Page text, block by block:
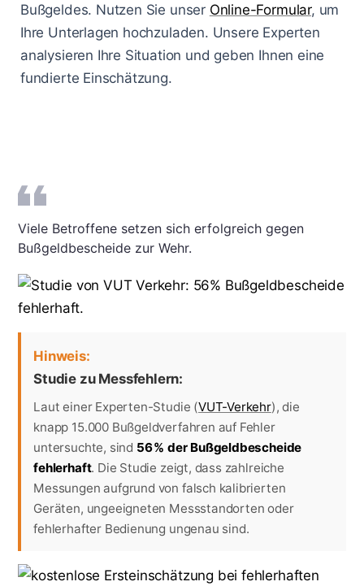
Bußgeldes. Nutzen Sie unser Online-Formular, um
Ihre Unterlagen hochzuladen. Unsere Experten
analysieren Ihre Situation und geben Ihnen eine
fundierte Einschätzung.
Viele Betroffene setzen sich erfolgreich gegen
Bußgeldbescheide zur Wehr.
Hinweis:
Studie zu Messfehlern:
Laut einer Experten-Studie (VUT-Verkehr), die
knapp 15.000 Bußgeldverfahren auf Fehler
untersuchte, sind 56 % der Bußgeldbescheide
fehlerhaft. Die Studie zeigt, dass zahlreiche
Messungen aufgrund von falsch kalibrierten
Geräten, ungeeigneten Messstandorten oder
fehlerhafter Bedienung ungenau sind.